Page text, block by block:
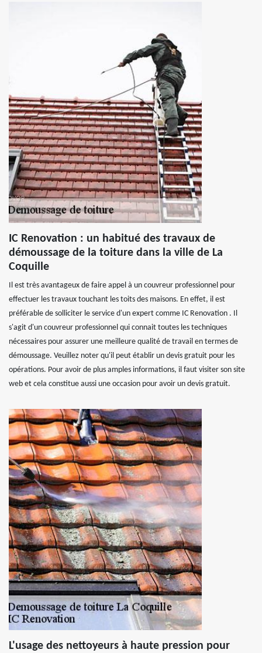
IC Renovation : un habitué des travaux de
démoussage de la toiture dans la ville de La
Coquille
Il est très avantageux de faire appel à un couvreur professionnel pour
effectuer les travaux touchant les toits des maisons. En effet, il est
préférable de solliciter le service d'un expert comme IC Renovation . Il
s'agit d'un couvreur professionnel qui connait toutes les techniques
nécessaires pour assurer une meilleure qualité de travail en termes de
démoussage. Veuillez noter qu'il peut établir un devis gratuit pour les
opérations. Pour avoir de plus amples informations, il faut visiter son site
web et cela constitue aussi une occasion pour avoir un devis gratuit.
L'usage des nettoyeurs à haute pression pour